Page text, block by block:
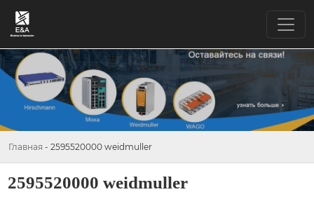
Главная - 2595520000 weidmuller
2595520000 weidmuller